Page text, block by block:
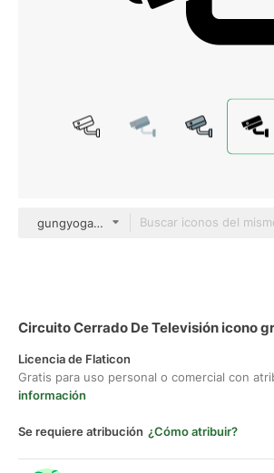
gungyoga04 Glyph
Circuito Cerrado De Televisión icono
Licencia de Flaticon
Gratis para uso personal o comercial con
información
Se requiere atribución ¿Cómo atribuir?